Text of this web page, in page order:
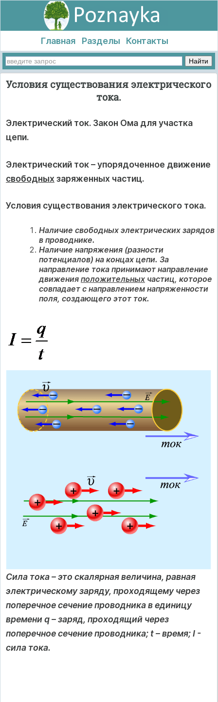
Главная Разделы Контакты
Условия существования электрического
тока.
Электрический ток. Закон Ома для участка
цепи.
Электрический ток – упорядоченное движение
свободных заряженных частиц.
Условия существования электрического тока.
Наличие свободных электрических зарядов
в проводнике.
Наличие напряжения (разности
потенциалов) на концах цепи. За
направление тока принимают направление
движения положительных частиц, которое
совпадает с направлением напряженности
поля, создающего этот ток.
Сила тока – это скалярная величина, равная
электрическому заряду, проходящему через
поперечное сечение проводника в единицу
времени q – заряд, проходящий через
поперечное сечение проводника; t – время; I -
сила тока.